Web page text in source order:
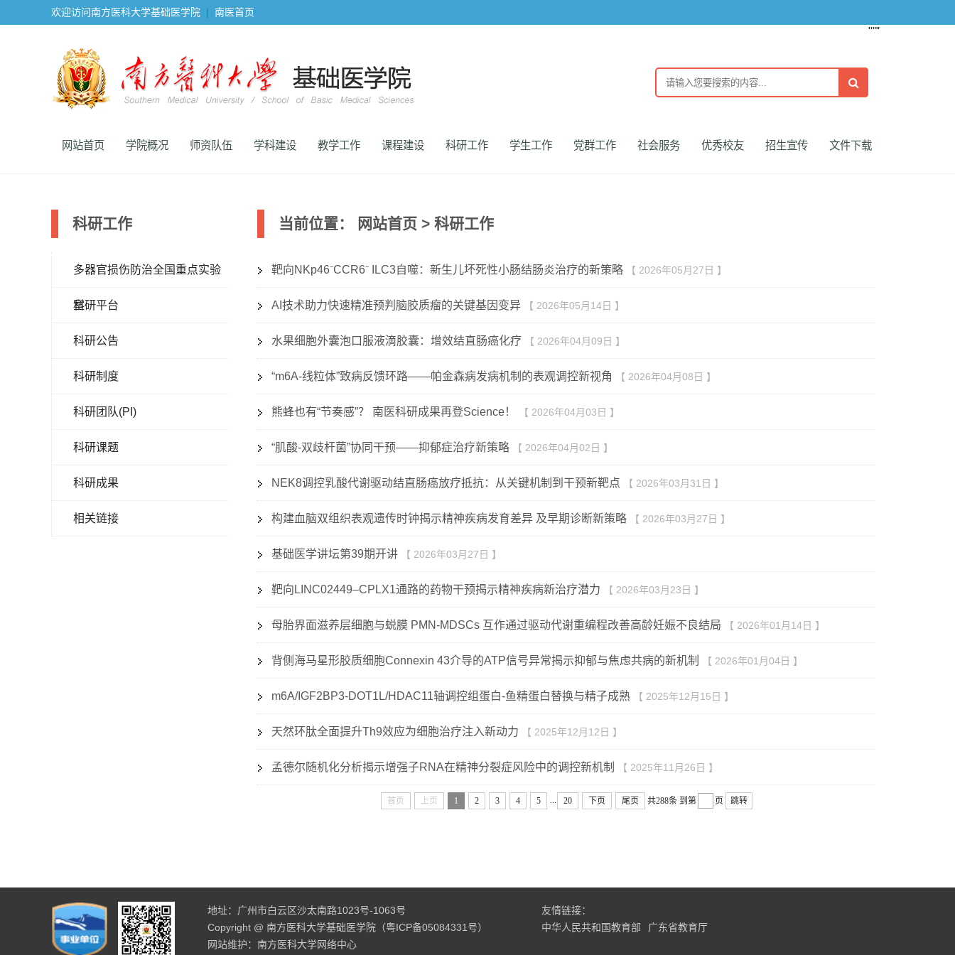
欢迎访问南方医科大学基础医学院 | 南医首页
''""
网站首页 学院概况 师资队伍 学科建设 教学工作 课程建设 科研工作 学生工作 党群工作 社会服务 优秀校友 招生宣传 文件下载
科研工作
多器官损伤防治全国重点实验
室
科研平台
科研公告
科研制度
科研团队(PI)
科研课题
科研成果
相关链接
当前位置： 网站首页 > 科研工作
靶向NKp46⁻CCR6⁻ ILC3自噬：新生儿坏死性小肠结肠炎治疗的新策略 【 2026年05月27日 】
AI技术助力快速精准预判脑胶质瘤的关键基因变异 【 2026年05月14日 】
水果细胞外囊泡口服液滴胶囊：增效结直肠癌化疗 【 2026年04月09日 】
“m6A-线粒体”致病反馈环路——帕金森病发病机制的表观调控新视角 【 2026年04月08日 】
熊蜂也有“节奏感”？ 南医科研成果再登Science！ 【 2026年04月03日 】
“肌酸-双歧杆菌”协同干预——抑郁症治疗新策略 【 2026年04月02日 】
NEK8调控乳酸代谢驱动结直肠癌放疗抵抗：从关键机制到干预新靶点 【 2026年03月31日 】
构建血脑双组织表观遗传时钟揭示精神疾病发育差异 及早期诊断新策略 【 2026年03月27日 】
基础医学讲坛第39期开讲 【 2026年03月27日 】
靶向LINC02449–CPLX1通路的药物干预揭示精神疾病新治疗潜力 【 2026年03月23日 】
母胎界面滋养层细胞与蜕膜 PMN-MDSCs 互作通过驱动代谢重编程改善高龄妊娠不良结局 【 2026年01月14日 】
背侧海马星形胶质细胞Connexin 43介导的ATP信号异常揭示抑郁与焦虑共病的新机制 【 2026年01月04日 】
m6A/IGF2BP3-DOT1L/HDAC11轴调控组蛋白-鱼精蛋白替换与精子成熟 【 2025年12月15日 】
天然环肽全面提升Th9效应为细胞治疗注入新动力 【 2025年12月12日 】
孟德尔随机化分析揭示增强子RNA在精神分裂症风险中的调控新机制 【 2025年11月26日 】
首页 上页 1 2 3 4 5 20 下页 尾页 共288条 到第 页 跳转
地址：广州市白云区沙太南路1023号-1063号
Copyright @ 南方医科大学基础医学院（粤ICP备05084331号）
网站维护：南方医科大学网络中心
友情链接：
中华人民共和国教育部
广东省教育厅